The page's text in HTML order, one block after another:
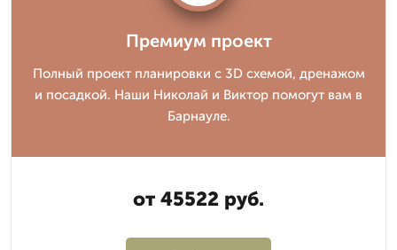
Премиум проект
Полный проект планировки с 3D схемой, дренажом
и посадкой. Наши Николай и Виктор помогут вам в
Барнауле.
от 45522 руб.